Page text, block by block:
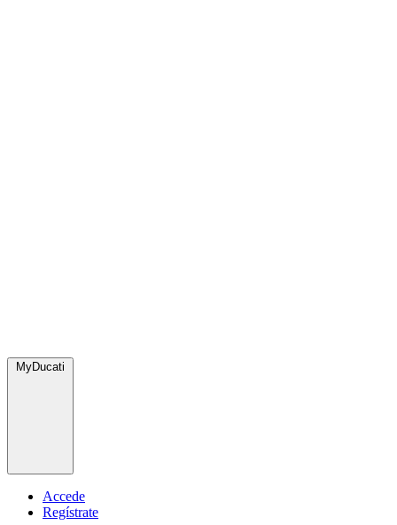
MyDucati
Accede
Regístrate